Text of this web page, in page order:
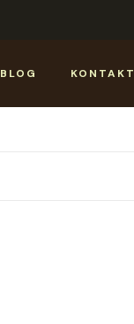
BLOG KONTAKT